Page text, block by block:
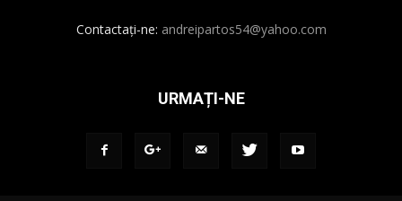
Contactați-ne: andreipartos54@yahoo.com
URMAȚI-NE